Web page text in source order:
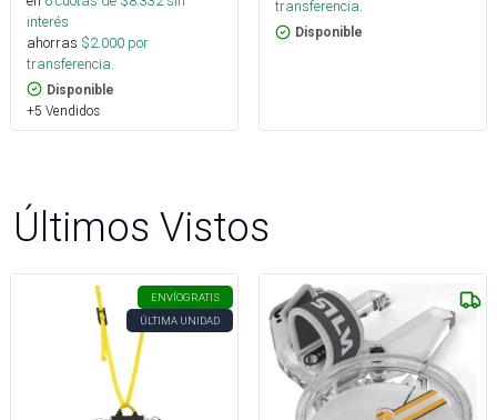
interés
ahorras $2.000 por
transferencia.
Disponible
+5 Vendidos
transferencia.
Disponible
Últimos Vistos
ENVÍOGRATIS
ÚLTIMA UNIDAD